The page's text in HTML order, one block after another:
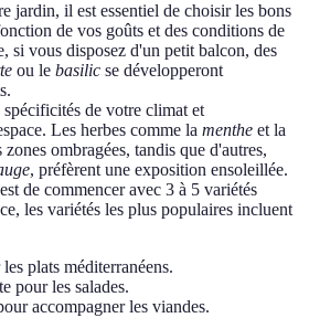
jardin, il est essentiel de choisir les bons
de vos goûts et des conditions de
si vous disposez d'un petit balcon, des
ou le basilic se développeront
de votre climat et
Les herbes comme la menthe et la
zones ombragées, tandis que d'autres,
, préfèrent une exposition ensoleillée.
de commencer avec 3 à 5 variétés
les variétés les plus populaires incluent
plats méditerranéens.
pour les salades.
accompagner les viandes.